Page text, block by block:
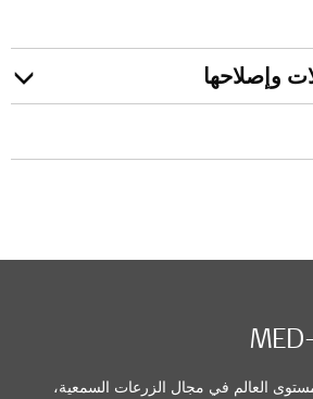
وإصلاحها
العالم في مجال الزرعات السمعية،